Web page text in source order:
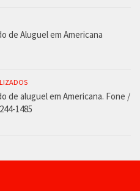
de Aluguel em Americana
de aluguel em Americana. Fone /
1485